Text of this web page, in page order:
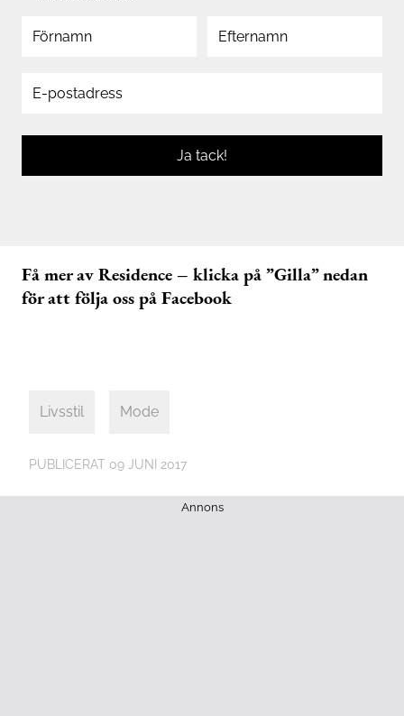
Ja tack!
Få mer av Residence – klicka på ”Gilla” nedan
för att följa oss på Facebook
Livsstil Mode
PUBLICERAT 09 JUNI 2017
Annons